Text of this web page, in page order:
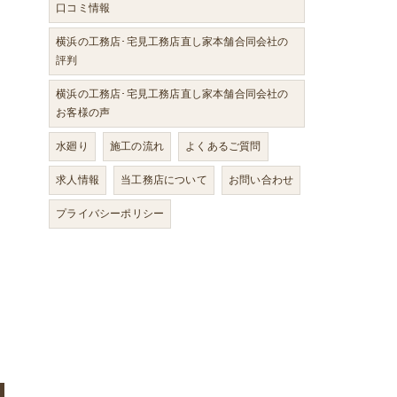
口コミ情報
横浜の工務店･宅見工務店直し家本舗合同会社の
評判
横浜の工務店･宅見工務店直し家本舗合同会社の
お客様の声
水廻り
施工の流れ
よくあるご質問
求人情報
当工務店について
お問い合わせ
プライバシーポリシー